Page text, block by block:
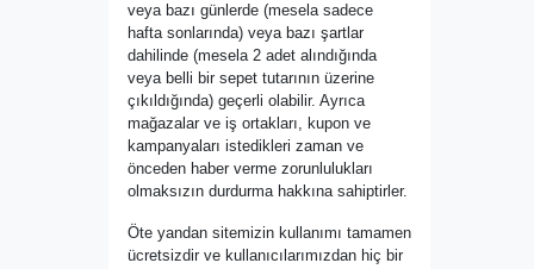
veya bazı günlerde (mesela sadece
hafta sonlarında) veya bazı şartlar
dahilinde (mesela 2 adet alındığında
veya belli bir sepet tutarının üzerine
çıkıldığında) geçerli olabilir. Ayrıca
mağazalar ve iş ortakları, kupon ve
kampanyaları istedikleri zaman ve
önceden haber verme zorunlulukları
olmaksızın durdurma hakkına sahiptirler.
Öte yandan sitemizin kullanımı tamamen
ücretsizdir ve kullanıcılarımızdan hiç bir